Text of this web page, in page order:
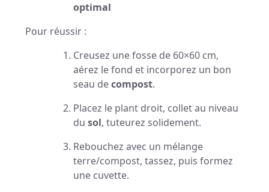
optimal
Pour réussir :
Creusez une fosse de 60×60 cm,
aérez le fond et incorporez un bon
seau decompost.
Placez le plant droit, collet au niveau
du sol, tuteurez solidement.
Rebouchez avec un mélange
terre/compost, tassez, puis formez
une cuvette.